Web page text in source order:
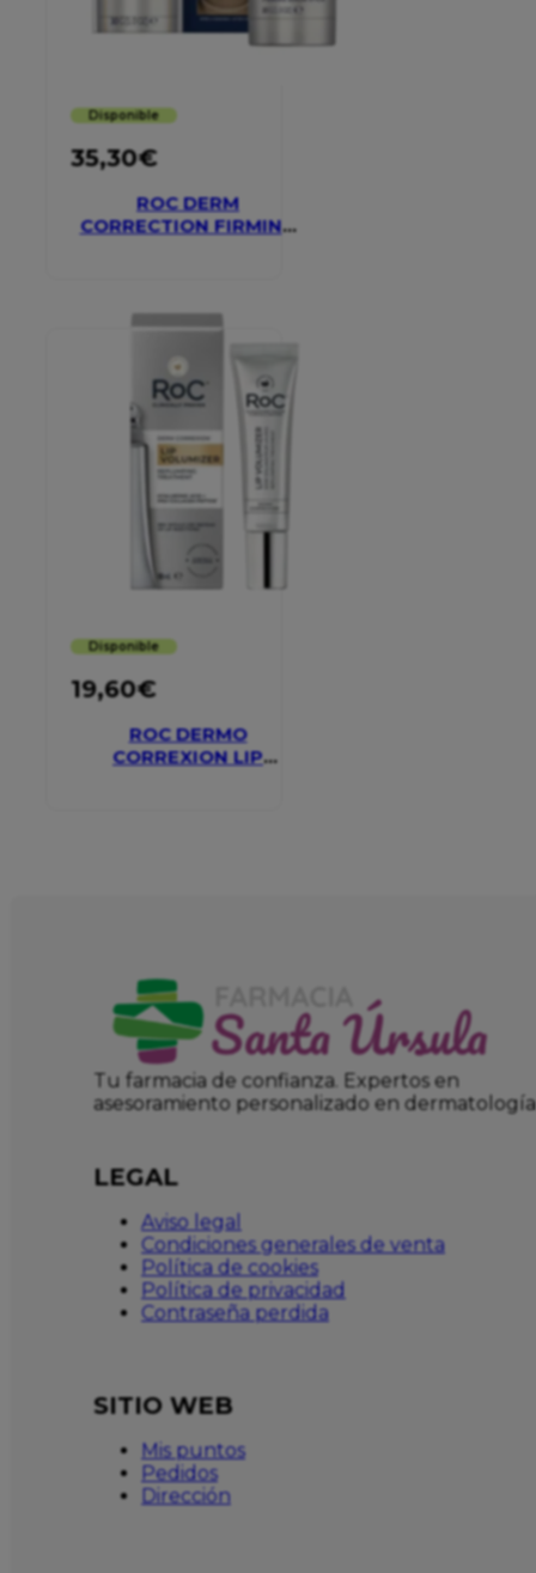
Disponible
35,30€
ROC DERM
CORRECTION FIRMING
Disponible
19,60€
ROC DERMO
CORREXION LIP
Tu farmacia de confianza. Expertos en
asesoramiento personalizado en dermatología
LEGAL
Aviso legal
Condiciones generales de venta
Política de cookies
Política de privacidad
Contraseña perdida
SITIO WEB
Mis puntos
Pedidos
Dirección